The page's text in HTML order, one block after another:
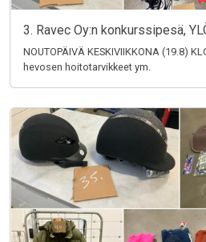
3. Ravec Oy:n konkurssipesä,
NOUTOPÄIVÄ KESKIVIIKKONA (19.8)
hevosen hoitotarvikkeet ym.